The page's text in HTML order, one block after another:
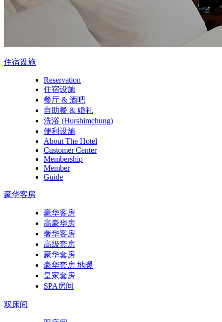
住宿设施
Reservation
住宿设施
餐厅 & 酒吧
自助餐 & 婚礼
洗浴 (Hurshimchung)
便利设施
About The Hotel
Customer Center
Membership
Member
Guide
豪华客房
豪华客房
高豪华房
奢华客房
高级套房
豪华套房
豪华套房 地暖
皇家套房
SPA房间
双床间